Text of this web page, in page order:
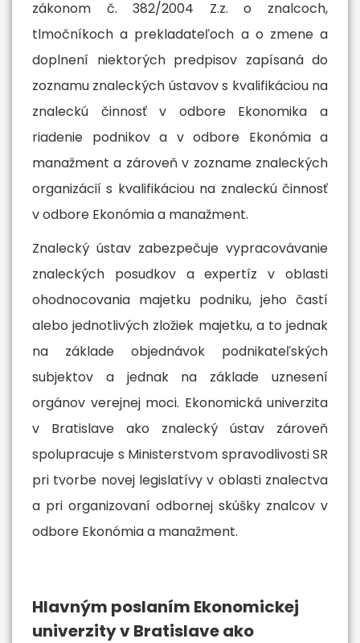
zákonom č. 382/2004 Z.z. o znalcoch,
tlmočníkoch a prekladateľoch a o zmene a
doplnení niektorých predpisov zapísaná do
zoznamu znaleckých ústavov s kvalifikáciou na
znaleckú činnosť v odbore Ekonomika a
riadenie podnikov a v odbore Ekonómia a
manažment a zároveň v zozname znaleckých
organizácií s kvalifikáciou na znaleckú činnosť
v odbore Ekonómia a manažment.
Znalecký ústav zabezpečuje vypracovávanie
znaleckých posudkov a expertíz v oblasti
ohodnocovania majetku podniku, jeho častí
alebo jednotlivých zložiek majetku, a to jednak
na základe objednávok podnikateľských
subjektov a jednak na základe uznesení
orgánov verejnej moci. Ekonomická univerzita
v Bratislave ako znalecký ústav zároveň
spolupracuje s Ministerstvom spravodlivosti SR
pri tvorbe novej legislatívy v oblasti znalectva
a pri organizovaní odbornej skúšky znalcov v
odbore Ekonómia a manažment.
Hlavným poslaním Ekonomickej
univerzity v Bratislave ako